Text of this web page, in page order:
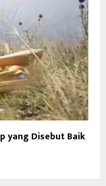
yang Disebut Baik